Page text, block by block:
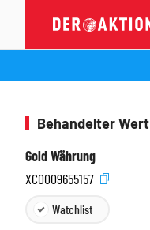
Behandelter Wert
Gold Währung
XC0009655157
Watchlist